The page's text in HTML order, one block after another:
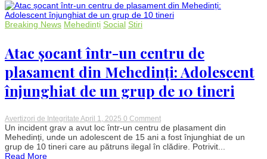
că
își
a-
i
tâlhări,
vizată
de
anchetatori
Breaking News Mehedinți Social Stiri
Atac șocant într-un centru de
plasament din Mehedinți: Adolescent
înjunghiat de un grup de 10 tineri
Avertizori de Integritate April 1, 2025 0 Commenton
Atac
șocant
într-
un
Un incident grav a avut loc într-un centru de plasament din
Mehedinți, unde un adolescent de 15 ani a fost înjunghiat de un
grup de 10 tineri care au pătruns ilegal în clădire. Potrivit...
Read More